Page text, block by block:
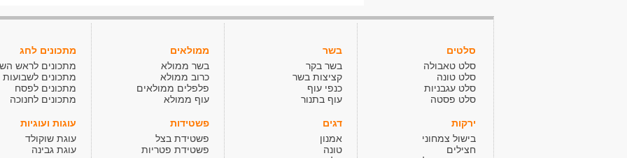
סלטים
סלט טאבולה
סלט טונה
סלט עגבניות
סלט פסטה
ירקות
בישול צמחוני
חצילים
בשר
בשר בקר
קציצות בשר
כנפי עוף
עוף בתנור
דגים
אמנון
טונה
ממולאים
בשר ממולא
כרוב ממולא
פלפלים ממולאים
עוף ממולא
פשטידות
פשטידת בצל
פשטידת פטריות
מתכונים לחג
מתכונים לראש
מתכונים לשבועות
מתכונים לפסח
מתכונים לחנוכה
עוגות ועוגיות
עוגת שוקולד
עוגת גבינה